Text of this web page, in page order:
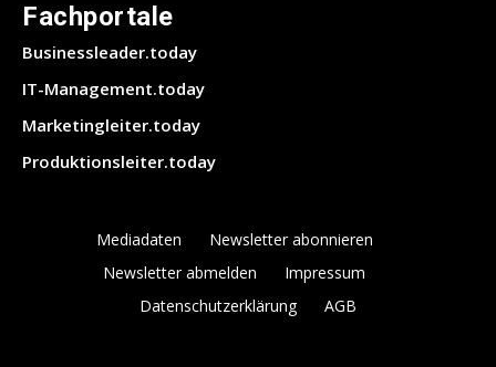
Fachportale
Businessleader.today
IT-Management.today
Marketingleiter.today
Produktionsleiter.today
Mediadaten
Newsletter abonnieren
Newsletter abmelden
Impressum
Datenschutzerklärung
AGB